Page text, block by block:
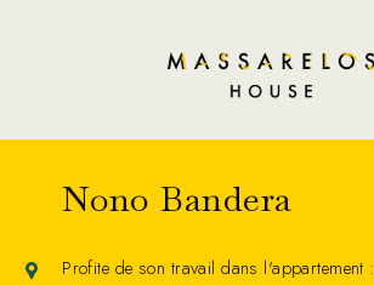
Nono Bandera
Profite de son travail dans l'appartement :